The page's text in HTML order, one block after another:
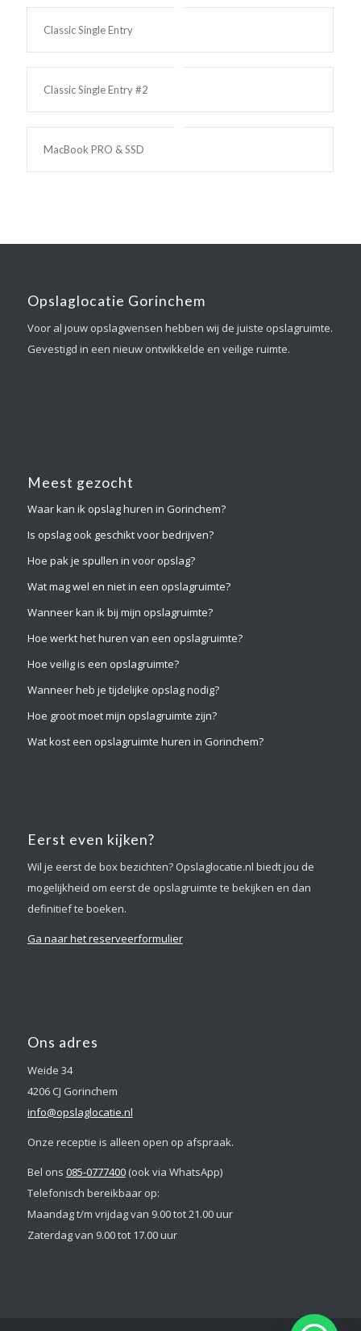
Classic Single Entry
Classic Single Entry #2
MacBook PRO & SSD
Opslaglocatie Gorinchem
Voor al jouw opslagwensen hebben wij de juiste opslagruimte.
Gevestigd in een nieuw ontwikkelde en veilige ruimte.
Meest gezocht
Waar kan ik opslag huren in Gorinchem?
Is opslag ook geschikt voor bedrijven?
Hoe pak je spullen in voor opslag?
Wat mag wel en niet in een opslagruimte?
Wanneer kan ik bij mijn opslagruimte?
Hoe werkt het huren van een opslagruimte?
Hoe veilig is een opslagruimte?
Wanneer heb je tijdelijke opslag nodig?
Hoe groot moet mijn opslagruimte zijn?
Wat kost een opslagruimte huren in Gorinchem?
Eerst even kijken?
Wil je eerst de box bezichten? Opslaglocatie.nl biedt jou de
mogelijkheid om eerst de opslagruimte te bekijken en dan
definitief te boeken.
Ga naar het reserveerformulier
Ons adres
Weide 34
4206 CJ Gorinchem
info@opslaglocatie.nl
Onze receptie is alleen open op afspraak.
Bel ons 085-0777400(ook via WhatsApp)
Telefonisch bereikbaar op:
Maandag t/m vrijdag van 9.00 tot 21.00 uur
Zaterdag van 9.00 tot 17.00 uur